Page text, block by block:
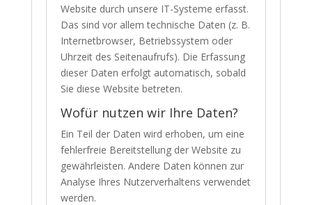
Website durch unsere IT-Systeme erfasst.
Das sind vor allem technische Daten (z. B.
Internetbrowser, Betriebssystem oder
Uhrzeit des Seitenaufrufs). Die Erfassung
dieser Daten erfolgt automatisch, sobald
Sie diese Website betreten.
Wofür nutzen wir Ihre Daten?
Ein Teil der Daten wird erhoben, um eine
fehlerfreie Bereitstellung der Website zu
gewährleisten. Andere Daten können zur
Analyse Ihres Nutzerverhaltens verwendet
werden.